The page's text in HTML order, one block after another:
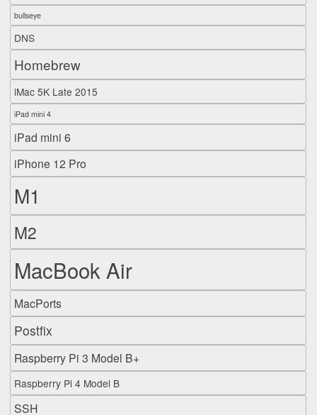
bullseye
DNS
Homebrew
iMac 5K Late 2015
iPad mini 4
iPad mini 6
iPhone 12 Pro
M1
M2
MacBook Air
MacPorts
Postfix
Raspberry Pi 3 Model B+
Raspberry Pi 4 Model B
SSH